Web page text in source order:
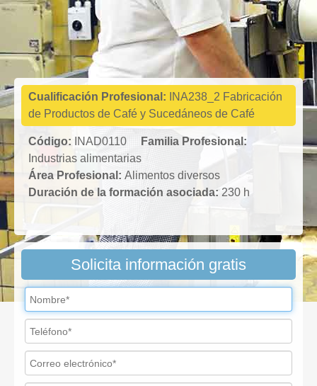
Industrias
alimentarias
Cualificación Profesional:
INA238_2 Fabricación
de Productos de Café y Sucedáneos de Café
Código: INAD0110
Familia Profesional:
Industrias alimentarias
Área Profesional: Alimentos diversos
Duración de la formación asociada: 230 h
Solicita información gratis